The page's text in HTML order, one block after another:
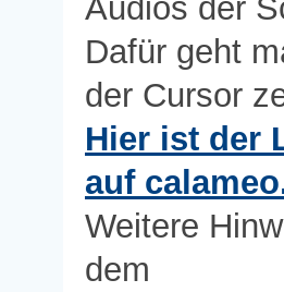
Audios der
Dafür geht
der Cursor
Hier ist der
auf
Weitere
dem